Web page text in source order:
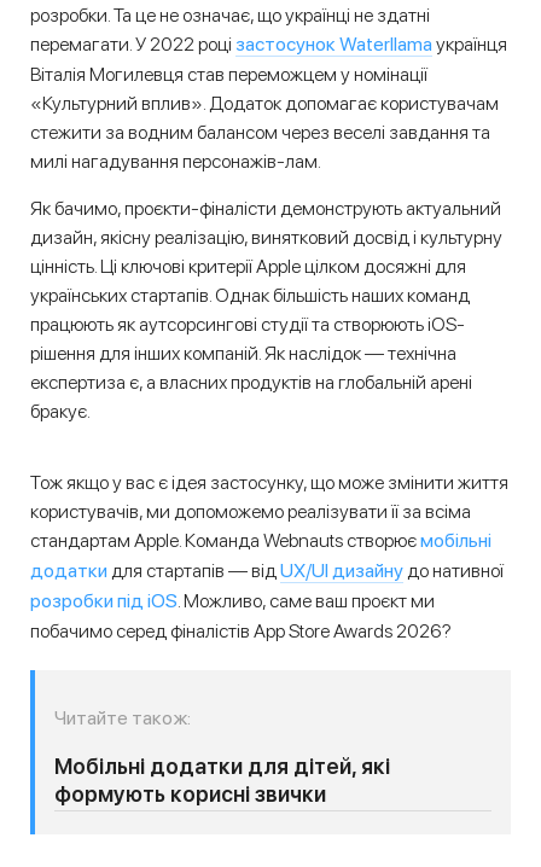
розробки. Та це не означає, що українці не здатні
перемагати. У 2022 році застосунок Waterllama українця
Віталія Могилевця став переможцем у номінації
«Культурний вплив». Додаток допомагає користувачам
стежити за водним балансом через веселі завдання та
милі нагадування персонажів-лам.
Як бачимо, проєкти-фіналісти демонструють актуальний
дизайн, якісну реалізацію, винятковий досвід і культурну
цінність. Ці ключові критерії Apple цілком досяжні для
українських стартапів. Однак більшість наших команд
працюють як аутсорсингові студії та створюють iOS-
рішення для інших компаній. Як наслідок — технічна
експертиза є, а власних продуктів на глобальній арені
бракує.
Тож якщо у вас є ідея застосунку, що може змінити життя
користувачів, ми допоможемо реалізувати її за всіма
стандартам Apple. Команда Webnauts створюємобільні
додатки для стартапів — відUX/UI дизайну до нативної
розробки під iOS. Можливо, саме ваш проєкт ми
побачимо серед фіналістів App Store Awards 2026?
Читайте також:
Мобільні додатки для дітей, які
формують корисні звички